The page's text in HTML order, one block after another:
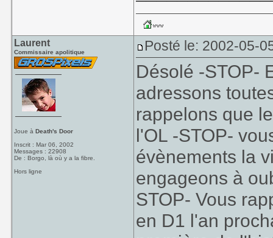
Laurent
Commissaire apolitique
Joue àDeath's Door
Inscrit : Mar 06, 2002
Messages : 22908
De : Borgo, là où y a la fibre.
Hors ligne
Posté le: 2002-05-
Désolé -STOP-
adressons
rappelons que
l'OL -STOP-
évènements la
engageons à
STOP- Vous
en D1 l'an